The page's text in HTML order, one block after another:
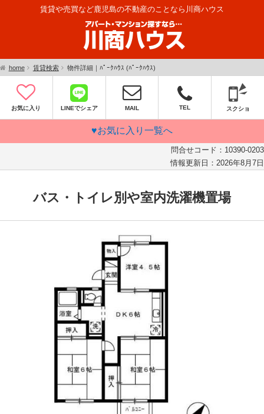
賃貸や売買など鹿児島の不動産のことなら川商ハウス
home 賃貸検索 物件詳細｜ﾊﾟｰｸﾊｳｽ (ﾊﾟｰｸﾊｳｽ)
お気に入り LINEでシェア MAIL TEL スクショ
♥お気に入り一覧へ
問合せコード： 10390-0203
情報更新日： 2026年8月7日
バス・トイレ別や室内洗濯機置場